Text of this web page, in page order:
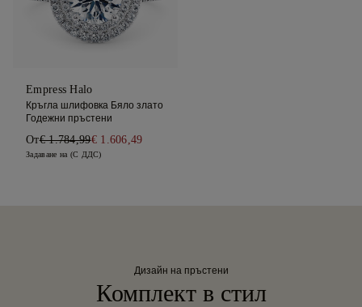
Empress Halo
Кръгла шлифовка Бяло злато
Годежни пръстени
От€ 1.784,99€ 1.606,49
Задаване на (С ДДС)
Дизайн на пръстени
Комплект в стил